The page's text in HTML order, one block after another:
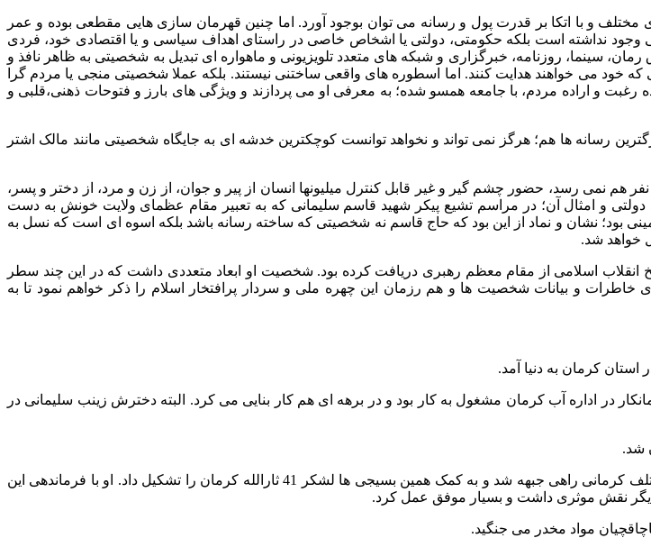
مختلف و با اتکا بر قدرت پول و رسانه می توان بوجود آورد. اما چنین قهرمان سازی هایی مقطعی بوده و عمر
وجود نداشته است بلکه حکومتی، دولتی یا اشخاص خاصی در راستای اهداف سیاسی و یا اقتصادی خود، فردی
سینما، روزنامه، خبرگزاری و شبکه های متعدد تلویزیونی و ماهواره ای تبدیل به شخصیتی به ظاهر نافذ و
خود می خواهند هدایت کنند. اما اسطوره های واقعی ساختنی نیستند. بلکه عملا شخصیتی منجی یا مردم گرا
و اراده مردم، با جامعه همسو شده؛ به معرفی او می پردازند و ویژگی های بارز و فتوحات ذهنی،قلبی و
رسانه ها هم؛ هرگز نمی تواند و نخواهد توانست کوچکترین خدشه ای به جایگاه شخصیتی مانند مالک اشتر
هم نمی رسد، حضور چشم گیر و غیر قابل کنترل میلیونها انسان از پیر و جوان، از زن و مرد، از دختر و پسر،
و امثال آن؛ در مراسم تشیع پیکر شهید قاسم سلیمانی که به تعبیر مقام عظمای ولایت خونش به دست
بود؛ نشان و نماد از این بود که حاج قاسم نه شخصیتی که ساخته رسانه باشد بلکه اسوه ای است که نسل به
خواهد شد.
انقلاب اسلامی از مقام معظم رهبری دریافت کرده بود. شخصیت او ابعاد متعددی داشت که در این چند سطر
خاطرات و بیانات شخصیت ها و هم رزمان این چهره ملی و سردار پرافتخار اسلام را ذکر خواهم نمود تا به
در اداره آب کرمان مشغول به کار بود و در برهه ای هم کار بنایی می کرد. البته دخترش زینب سلیمانی در
شد.
در جنگ تحمیلی قاسم سلیمانی فرمانده نیروهای بسیجی کرمان بود و با آموزش گردان های مختلف کرمانی راهی جبهه شد و به کمک همین بسیجی ها لشکر 41 ثارالله کرمان را تشکیل داد. او با فرماندهی این
مواد مخدر می جنگید.